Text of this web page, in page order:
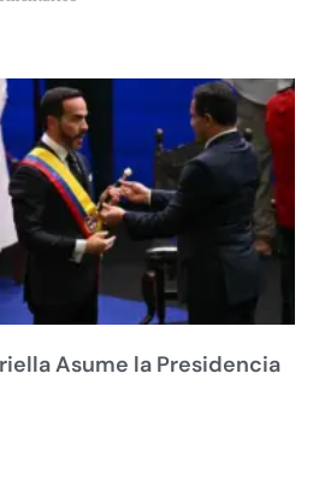
Asume la Presidencia